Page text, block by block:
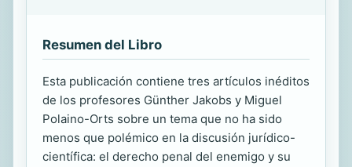
Resumen del Libro
Esta publicación contiene tres artículos inéditos
de los profesores Günther Jakobs y Miguel
Polaino-Orts sobre un tema que no ha sido
menos que polémico en la discusión jurídico-
científica: el derecho penal del enemigo y su